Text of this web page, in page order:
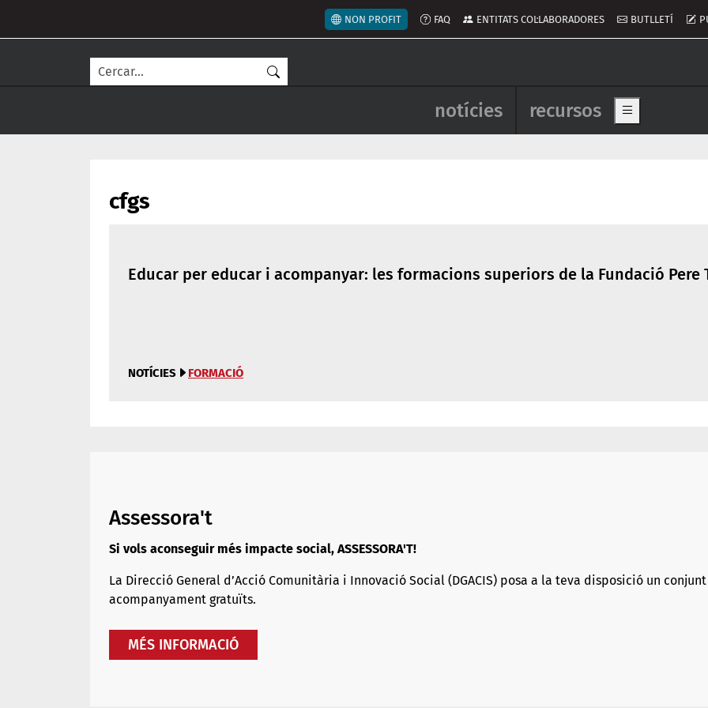
Menú del compte d'usuari
NON PROFIT FAQ ENTITATS COL·LABORADORES BUTLLETÍ
Cerca
Navegació principal de
notícies recursos Show main
cfgs
Educar per educar i acompanyar: les formacions superiors de la Fundació Pere
NOTÍCIES FORMACIÓ
Assessora't
Si vols aconseguir més impacte social, ASSESSORA'T!
La Direcció General d’Acció Comunitària i Innovació Social (DGACIS) posa a la teva disposició un
acompanyament gratuïts.
MÉS INFORMACIÓ